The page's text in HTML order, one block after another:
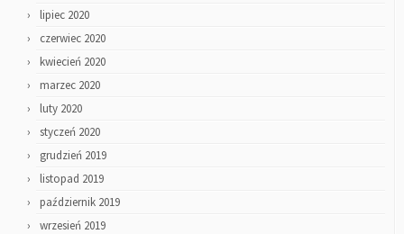
lipiec 2020
czerwiec 2020
kwiecień 2020
marzec 2020
luty 2020
styczeń 2020
grudzień 2019
listopad 2019
październik 2019
wrzesień 2019